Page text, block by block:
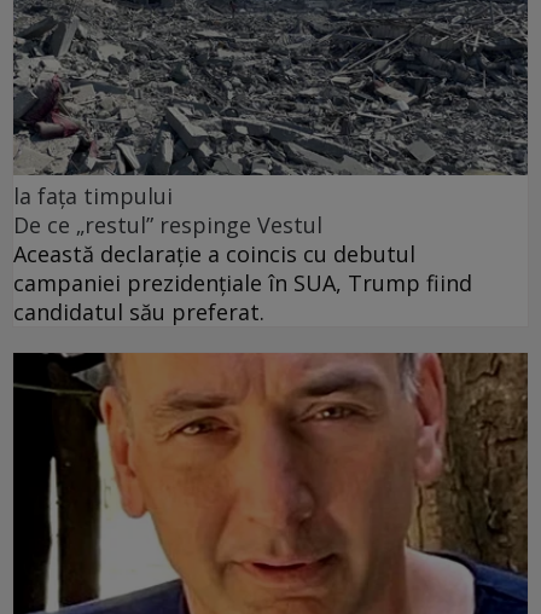
la fața timpului
De ce „restul” respinge Vestul
Această declarație a coincis cu debutul
campaniei prezidențiale în SUA, Trump fiind
candidatul său preferat.